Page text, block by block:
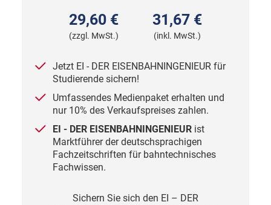
29,60 €
(zzgl. MwSt.)
31,67 €
(inkl. MwSt.)
Jetzt EI - DER EISENBAHNINGENIEUR für
Studierende sichern!
Umfassendes Medienpaket erhalten und
nur 10% des Verkaufspreises zahlen.
EI - DER EISENBAHNINGENIEUR ist
Marktführer der deutschsprachigen
Fachzeitschriften für bahntechnisches
Fachwissen.
Sichern Sie sich den EI – DER